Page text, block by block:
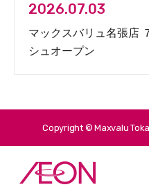
2026.07.03
マックスバリュ名張店
シュオープン
Copyright © Maxvalu